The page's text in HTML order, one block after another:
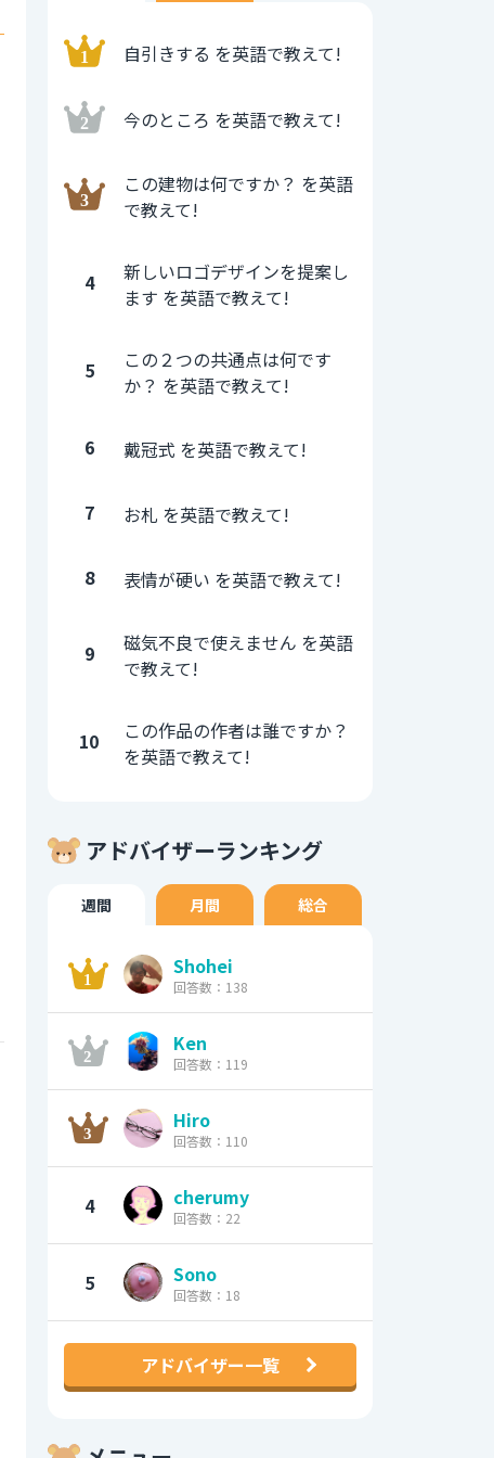
自引きする を英語で教えて!
今のところ を英語で教えて!
この建物は何ですか？ を英語
で教えて!
4
新しいロゴデザインを提案し
ます を英語で教えて!
5
この２つの共通点は何です
か？ を英語で教えて!
6 戴冠式 を英語で教えて!
7 お札 を英語で教えて!
8 表情が硬い を英語で教えて!
9
磁気不良で使えません を英語
で教えて!
10
この作品の作者は誰ですか？
を英語で教えて!
アドバイザーランキング
週間 月間 総合
Shohei
回答数：138
Ken
回答数：119
Hiro
回答数：110
4 cherumy
回答数：22
5 Sono
回答数：18
アドバイザー一覧